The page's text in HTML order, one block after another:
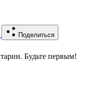
Поделиться
Будьте первым!